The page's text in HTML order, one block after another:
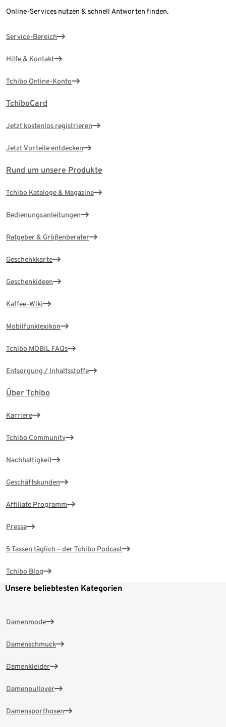
Online-Services nutzen & schnell Antworten finden.
Service-Bereich
Hilfe & Kontakt
Tchibo Online-Konto
TchiboCard
Jetzt kostenlos registrieren
Jetzt Vorteile entdecken
Rund um unsere Produkte
Tchibo Kataloge & Magazine
Bedienungsanleitungen
Ratgeber & Größenberater
Geschenkkarte
Geschenkideen
Kaffee-Wiki
Mobilfunklexikon
Tchibo MOBIL FAQs
Entsorgung / Inhaltsstoffe
Über Tchibo
Karriere
Tchibo Community
Nachhaltigkeit
Geschäftskunden
Affiliate Programm
Presse
5 Tassen täglich – der Tchibo Podcast
Tchibo Blog
Unsere beliebtesten Kategorien
Damenmode
Damenschmuck
Damenkleider
Damenpullover
Damensporthosen